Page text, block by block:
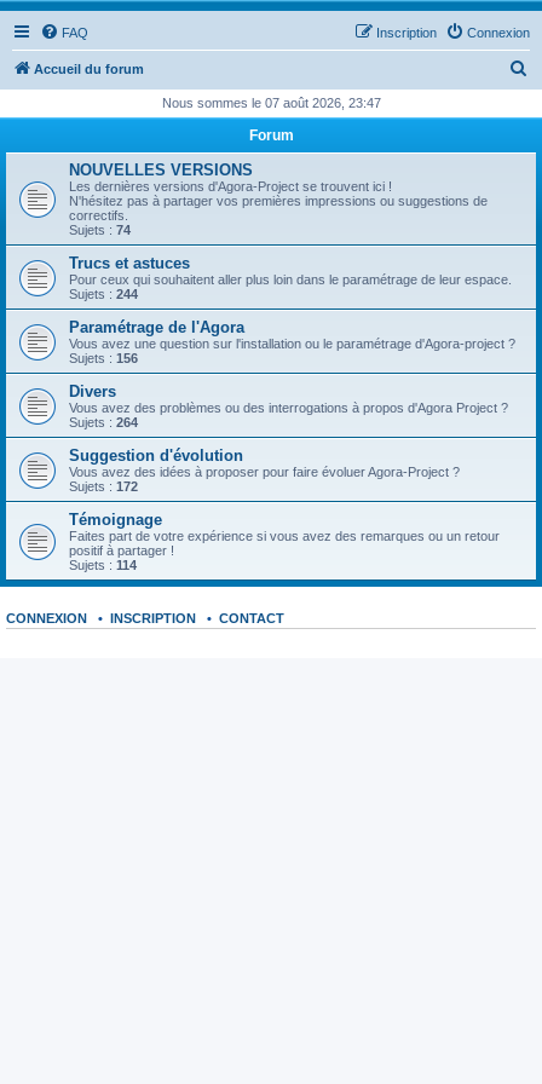
FAQ Connexion
Inscription
Accueil du forum
h
c
Nous sommes le 07 août 2026, 23:47
Forum
NOUVELLES VERSIONS
Les dernières versions d'Agora-Project se trouvent ici !
N'hésitez pas à partager vos premières impressions ou suggestions de
correctifs.
Sujets : 74
Trucs et astuces
Pour ceux qui souhaitent aller plus loin dans le paramétrage de leur espace.
Sujets : 244
Paramétrage de l'Agora
Vous avez une question sur l'installation ou le paramétrage d'Agora-project ?
Sujets : 156
Divers
Vous avez des problèmes ou des interrogations à propos d'Agora Project ?
Sujets : 264
Suggestion d'évolution
Vous avez des idées à proposer pour faire évoluer Agora-Project ?
Sujets : 172
Témoignage
Faites part de votre expérience si vous avez des remarques ou un retour
positif à partager !
Sujets : 114
CONNEXION • INSCRIPTION • CONTACT